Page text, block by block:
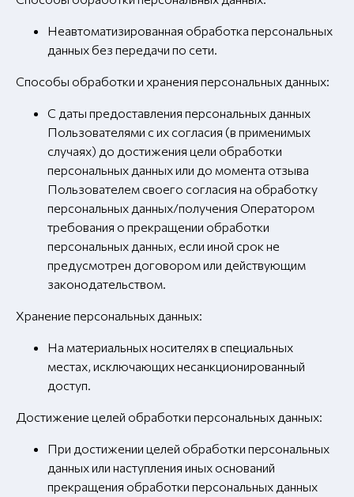
Неавтоматизированная обработка персональных
данных без передачи по сети.
Способы обработки и хранения персональных данных:
С даты предоставления персональных данных
Пользователями с их согласия (в применимых
случаях) до достижения цели обработки
персональных данных или до момента отзыва
Пользователем своего согласия на обработку
персональных данных/получения Оператором
требования о прекращении обработки
персональных данных, если иной срок не
предусмотрен договором или действующим
законодательством.
Хранение персональных данных:
На материальных носителях в специальных
местах, исключающих несанкционированный
доступ.
Достижение целей обработки персональных данных:
При достижении целей обработки персональных
данных или наступления иных оснований
прекращения обработки персональных данных